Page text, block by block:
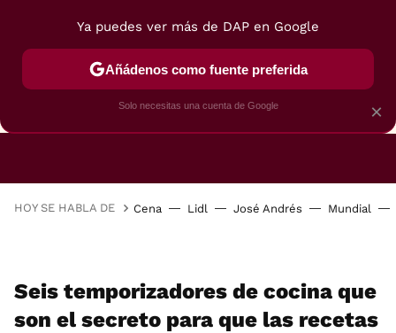
FREIDORAS DE AIRE GUÍAS DE
HOY SE HABLA DE Cena Lidl José Andrés Mundial
Seis temporizadores de cocina que
son el secreto para que las recetas
×
Ya puedes ver más de DAP en Google
Añádenos como fuente preferida
Solo necesitas una cuenta de Google